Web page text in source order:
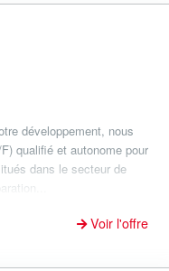
développement, nous
qualifié et autonome pour
dans le secteur de
Voir l'offre